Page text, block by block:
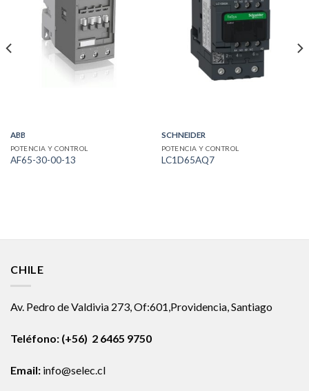
ABB
POTENCIA Y CONTROL
AF65-30-00-13
SCHNEIDER
POTENCIA Y CONTROL
LC1D65AQ7
CHILE
Av. Pedro de Valdivia 273, Of:601,Providencia, Santiago
Teléfono: (+56) 2 6465 9750
Email: info@selec.cl